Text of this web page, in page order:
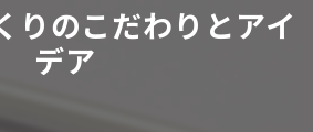
りのこだわりとアイ
デア